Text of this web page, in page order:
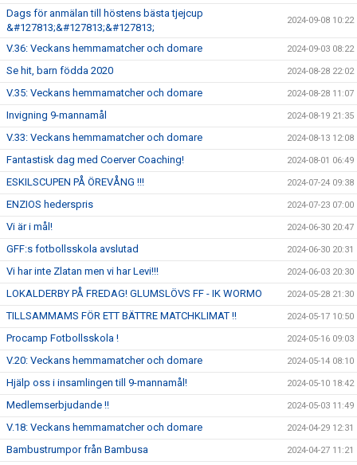
Dags för anmälan till höstens bästa tjejcup
&#127813;&#127813;&#127813;
2024-09-08 10:22
V.36: Veckans hemmamatcher och domare 2024-09-03 08:22
Se hit, barn födda 2020 2024-08-28 22:02
V.35: Veckans hemmamatcher och domare 2024-08-28 11:07
Invigning 9-mannamål 2024-08-19 21:35
V.33: Veckans hemmamatcher och domare 2024-08-13 12:08
Fantastisk dag med Coerver Coaching! 2024-08-01 06:49
ESKILSCUPEN PÅ ÖREVÅNG !!! 2024-07-24 09:38
ENZIOS hederspris 2024-07-23 07:00
Vi är i mål! 2024-06-30 20:47
GFF:s fotbollsskola avslutad 2024-06-30 20:31
Vi har inte Zlatan men vi har Levi!!! 2024-06-03 20:30
LOKALDERBY PÅ FREDAG! GLUMSLÖVS FF - IK WORMO 2024-05-28 21:30
TILLSAMMAMS FÖR ETT BÄTTRE MATCHKLIMAT !! 2024-05-17 10:50
Procamp Fotbollsskola ! 2024-05-16 09:03
V.20: Veckans hemmamatcher och domare 2024-05-14 08:10
Hjälp oss i insamlingen till 9-mannamål! 2024-05-10 18:42
Medlemserbjudande !! 2024-05-03 11:49
V.18: Veckans hemmamatcher och domare 2024-04-29 12:31
Bambustrumpor från Bambusa 2024-04-27 11:21